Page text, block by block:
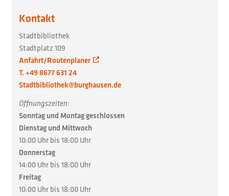
Kontakt
Stadtbibliothek
Stadtplatz 109
Anfahrt/Routenplaner
T. +49 8677 631 24
Stadtbibliothek@burghausen.de
Öffnungszeiten:
Sonntag und Montag geschlossen
Dienstag und Mittwoch
10:00 Uhr bis 18:00 Uhr
Donnerstag
14:00 Uhr bis 18:00 Uhr
Freitag
10:00 Uhr bis 18:00 Uhr